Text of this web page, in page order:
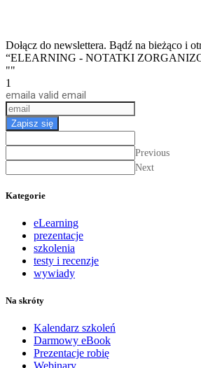
Dołącz do newslettera. Bądź na bieżąco i
“ELEARNING - NOTATKI
""
1
email a valid email
Zapisz się
Previous
Next
Kategorie
eLearning
prezentacje
szkolenia
testy i recenzje
wywiady
Na skróty
Kalendarz szkoleń
Darmowy eBook
Prezentacje robię